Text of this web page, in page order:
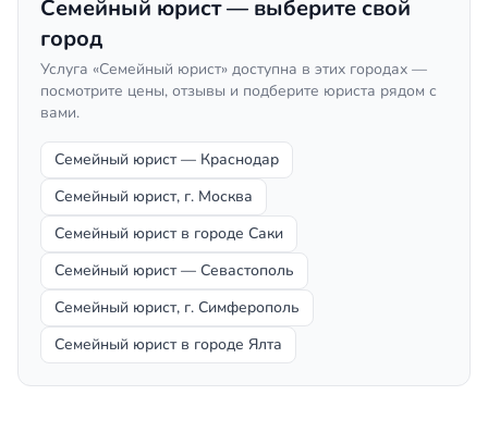
Семейный юрист — выберите свой
город
Услуга «Семейный юрист» доступна в этих городах —
посмотрите цены, отзывы и подберите юриста рядом с
вами.
Семейный юрист — Краснодар
Семейный юрист, г. Москва
Семейный юрист в городе Саки
Семейный юрист — Севастополь
Семейный юрист, г. Симферополь
Семейный юрист в городе Ялта